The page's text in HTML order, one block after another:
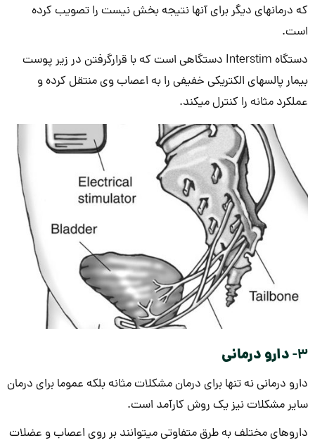
که درمان­های دیگر برای آن­ها نتیجه بخش نیست را تصویب کرده
است.
دستگاه Interstim دستگاهی است که با قرارگرفتن در زیر پوست
بیمار پالس­های الکتریکی خفیفی را به اعصاب وی منتقل کرده و
عملکرد مثانه را کنترل می­کند.
3- دارو درمانی
دارو درمانی نه تنها برای درمان مشکلات مثانه بلکه عموما برای درمان
سایر مشکلات نیز یک روش کارآمد است.
دارو­های مختلف به طرق متفاوتی می­توانند بر روی اعصاب و عضلات